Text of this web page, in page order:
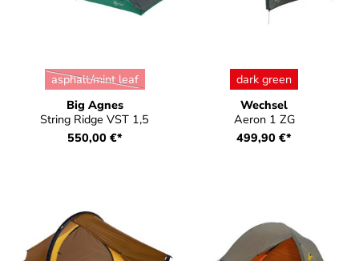
Big Agnes
String Ridge VST 1,5
Farbeauswählen
asphalt/mint leaf
(Diese Option ist zurzeit nicht verfügbar.)
550,00 €*
Wechsel
Aeron 1 ZG
Farbeauswählen
dark green
499,90 €*